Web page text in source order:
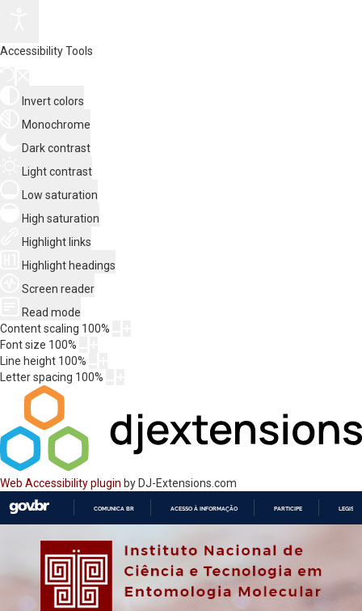
Accessibility Tools
Invert colors
Monochrome
Dark contrast
Light contrast
Low saturation
High saturation
Highlight links
Highlight headings
Screen reader
Read mode
Content scaling 100%
Font size 100%
Line height 100%
Letter spacing 100%
Web Accessibility plugin by DJ-Extensions.com
O
COMUNICA BR ACESSO À INFORMAÇÃO PARTICIPE